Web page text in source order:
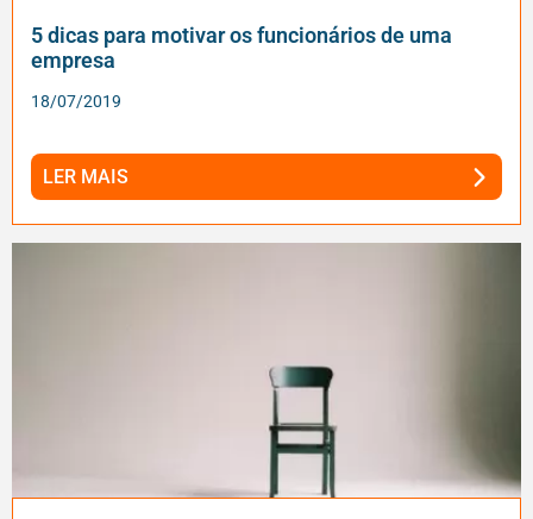
5 dicas para motivar os funcionários de uma
empresa
18/07/2019
LER MAIS